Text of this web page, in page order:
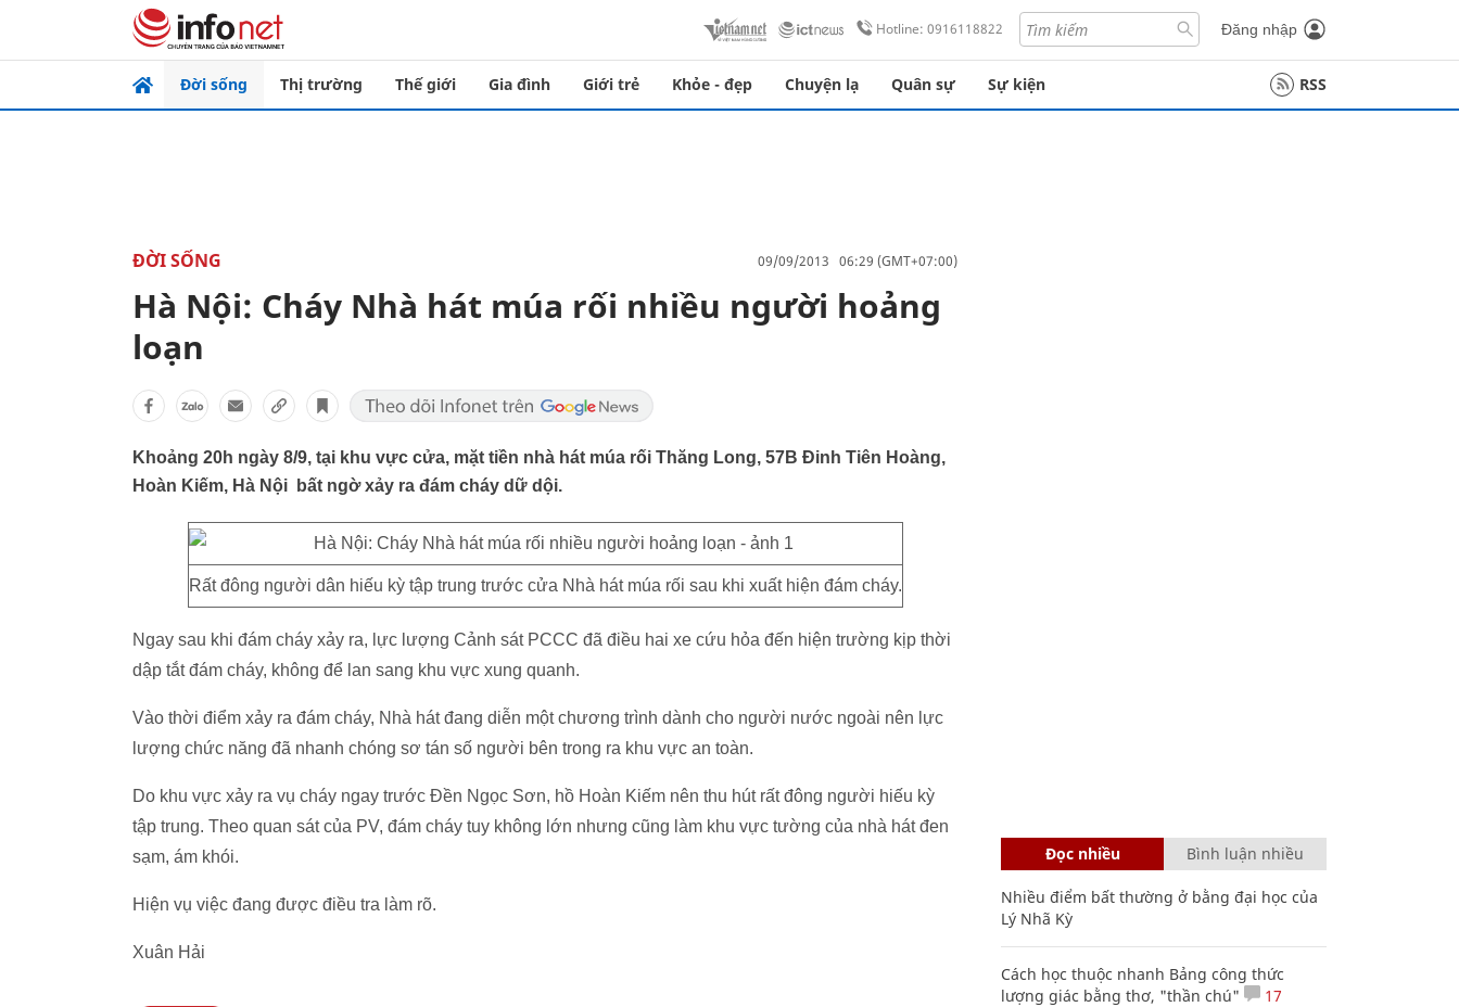
Hotline: 0916118822 Đăng nhập
Đời sống Thị trường Thế giới Gia đình Giới trẻ Khỏe - đẹp Chuyện lạ Quân sự Sự kiện RSS
ĐỜI SỐNG 09/09/2013 06:29 (GMT+07:00)
Hà Nội: Cháy Nhà hát múa rối nhiều người hoảng
loạn
Khoảng 20h ngày 8/9, tại khu vực cửa, mặt tiền nhà hát múa rối Thăng Long, 57B Đinh Tiên Hoàng,
Hoàn Kiếm, Hà Nội bất ngờ xảy ra đám cháy dữ dội.
Rất đông người dân hiếu kỳ tập trung trước cửa Nhà hát múa rối sau khi xuất hiện đám cháy.
Ngay sau khi đám cháy xảy ra, lực lượng Cảnh sát PCCC đã điều hai xe cứu hỏa đến hiện trường kịp thời
dập tắt đám cháy, không để lan sang khu vực xung quanh.
Vào thời điểm xảy ra đám cháy, Nhà hát đang diễn một chương trình dành cho người nước ngoài nên lực
lượng chức năng đã nhanh chóng sơ tán số người bên trong ra khu vực an toàn.
Do khu vực xảy ra vụ cháy ngay trước Đền Ngọc Sơn, hồ Hoàn Kiếm nên thu hút rất đông người hiếu kỳ
tập trung. Theo quan sát của PV, đám cháy tuy không lớn nhưng cũng làm khu vực tường của nhà hát đen
sạm, ám khói.
Hiện vụ việc đang được điều tra làm rõ.
Xuân Hải
Đọc nhiều Bình luận nhiều
Nhiều điểm bất thường ở bằng đại học của
Lý Nhã Kỳ
Cách học thuộc nhanh Bảng công thức
lượng giác bằng thơ, "thần chú"
17